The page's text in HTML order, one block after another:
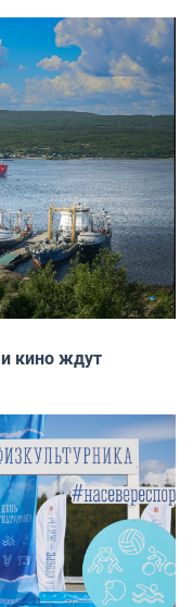
кино ждут